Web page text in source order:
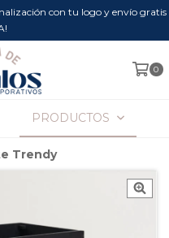
con tu logo y envío gratis
0
PRODUCTOS
Trendy